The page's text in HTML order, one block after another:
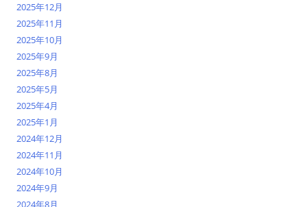
2025年12月
2025年11月
2025年10月
2025年9月
2025年8月
2025年5月
2025年4月
2025年1月
2024年12月
2024年11月
2024年10月
2024年9月
2024年8月